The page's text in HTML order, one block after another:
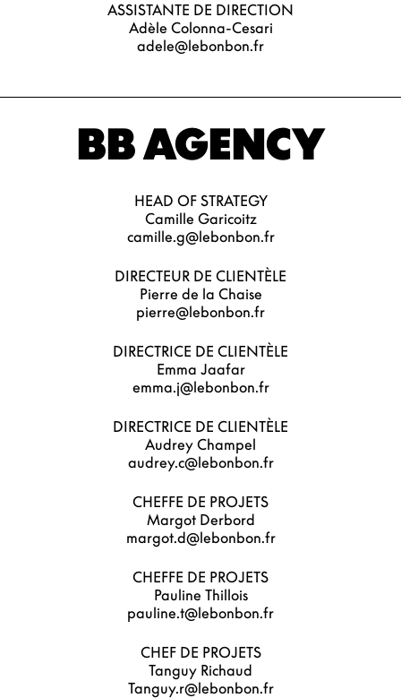
ASSISTANTE DE DIRECTION
Adèle Colonna-Cesari
adele@lebonbon.fr
BB AGENCY
HEAD OF STRATEGY
Camille Garicoitz
camille.g@lebonbon.fr
DIRECTEUR DE CLIENTÈLE
Pierre de la Chaise
pierre@lebonbon.fr
DIRECTRICE DE CLIENTÈLE
Emma Jaafar
emma.j@lebonbon.fr
DIRECTRICE DE CLIENTÈLE
Audrey Champel
audrey.c@lebonbon.fr
CHEFFE DE PROJETS
Margot Derbord
margot.d@lebonbon.fr
CHEFFE DE PROJETS
Pauline Thillois
pauline.t@lebonbon.fr
CHEF DE PROJETS
Tanguy Richaud
Tanguy.r@lebonbon.fr